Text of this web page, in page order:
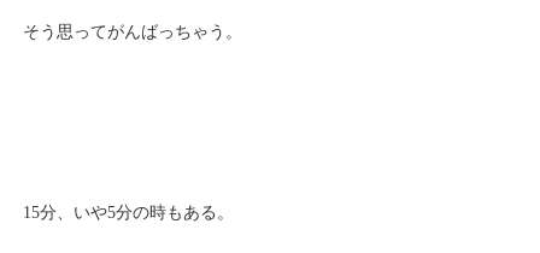
そう思ってがんばっちゃう。
15分、いや5分の時もある。